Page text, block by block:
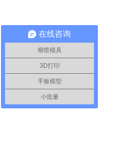
在线咨询
熔喷模具
3D打印
手板模型
小批量